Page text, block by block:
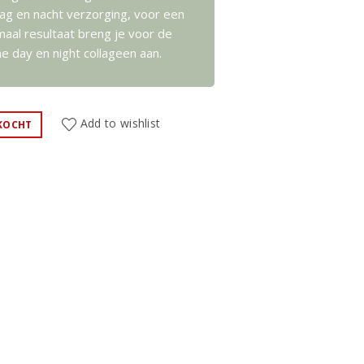
en nacht verzorging, voor een
resultaat breng je voor de
day en night collageen aan.
Add to wishlist